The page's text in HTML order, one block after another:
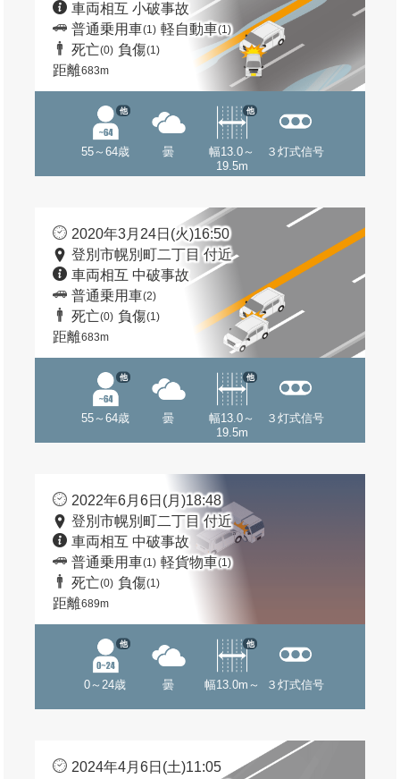
車両相互 小破事故
普通乗用車(1) 軽自動車(1)
死亡(0) 負傷(1)
距離683m
55～64歳
他
曇
幅13.0～
19.5m
他
３灯式信号
2020年3月24日(火)16:50
登別市幌別町二丁目 付近
車両相互 中破事故
普通乗用車(2)
死亡(0) 負傷(1)
距離683m
55～64歳
他
曇
幅13.0～
19.5m
他
３灯式信号
2022年6月6日(月)18:48
登別市幌別町二丁目 付近
車両相互 中破事故
普通乗用車(1) 軽貨物車(1)
死亡(0) 負傷(1)
距離689m
0～24歳
他
曇 幅13.0m～
他
３灯式信号
2024年4月6日(土)11:05